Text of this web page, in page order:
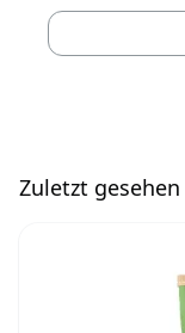
Zuletzt gesehen